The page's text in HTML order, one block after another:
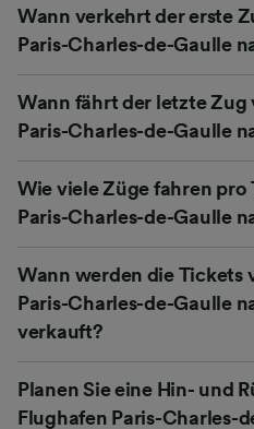
Wann verkehrt der erste
Paris-Charles-de-Gaulle
Wann fährt der letzte Zug
Paris-Charles-de-Gaulle
Wie viele Züge fahren pro
Paris-Charles-de-Gaulle
Wann werden die Tickets
Paris-Charles-de-Gaulle
verkauft?
Planen Sie eine Hin- und
Flughafen Paris-Charles-